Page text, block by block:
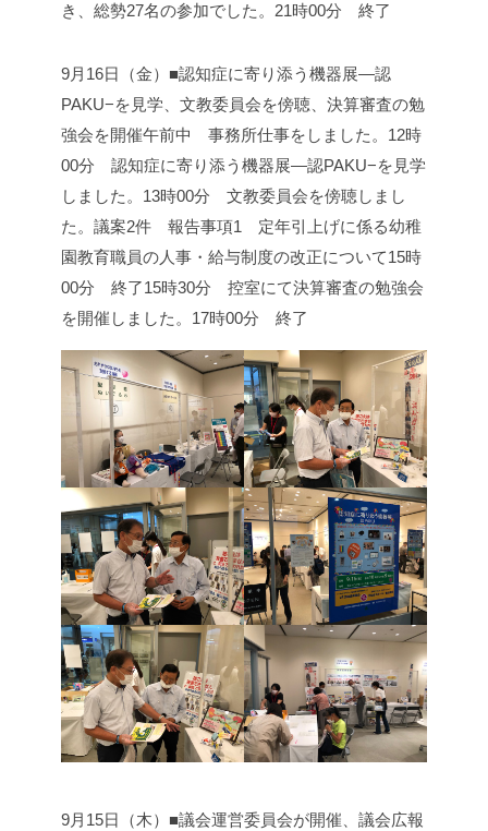
き、総勢27名の参加でした。 21時00分 終了
9月16日（金）■認知症に寄り添う機器展—認
PAKU−を見学、文教委員会を傍聴、決算審査の勉
強会を開催午前中 事務所仕事をしました。 12時
00分 認知症に寄り添う機器展—認PAKU−を見学
しました。 13時00分 文教委員会を傍聴しまし
た。 議案2件 報告事項1 定年引上げに係る幼稚
園教育職員の人事・給与制度の改正について15時
00分 終了15時30分 控室にて決算審査の勉強会
を開催しました。 17時00分 終了
9月15日（木）■議会運営委員会が開催、議会広報